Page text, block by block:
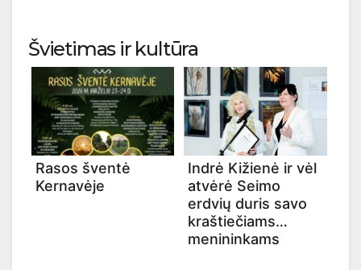
Švietimas ir kultūra
Rasos šventė
Kernavėje
Indrė Kižienė ir vėl
atvėrė Seimo
erdvių duris savo
kraštiečiams
menininkams